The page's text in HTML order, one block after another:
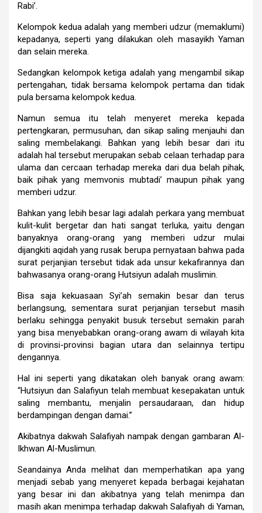
Rabi’.
Kelompok kedua adalah yang memberi udzur (memaklumi)
kepadanya, seperti yang dilakukan oleh masayikh Yaman
dan selain mereka.
Sedangkan kelompok ketiga adalah yang mengambil sikap
pertengahan, tidak bersama kelompok pertama dan tidak
pula bersama kelompok kedua.
Namun semua itu telah menyeret mereka kepada
pertengkaran, permusuhan, dan sikap saling menjauhi dan
saling membelakangi. Bahkan yang lebih besar dari itu
adalah hal tersebut merupakan sebab celaan terhadap para
ulama dan cercaan terhadap mereka dari dua belah pihak,
baik pihak yang memvonis mubtadi’ maupun pihak yang
memberi udzur.
Bahkan yang lebih besar lagi adalah perkara yang membuat
kulit-kulit bergetar dan hati sangat terluka, yaitu dengan
banyaknya orang-orang yang memberi udzur mulai
dijangkiti aqidah yang rusak berupa pernyataan bahwa pada
surat perjanjian tersebut tidak ada unsur kekafirannya dan
bahwasanya orang-orang Hutsiyun adalah muslimin.
Bisa saja kekuasaan Syi’ah semakin besar dan terus
berlangsung, sementara surat perjanjian tersebut masih
berlaku sehingga penyakit busuk tersebut semakin parah
yang bisa menyebabkan orang-orang awam di wilayah kita
di provinsi-provinsi bagian utara dan selainnya tertipu
dengannya.
Hal ini seperti yang dikatakan oleh banyak orang awam:
“Hutsiyun dan Salafiyun telah membuat kesepakatan untuk
saling membantu, menjalin persaudaraan, dan hidup
berdampingan dengan damai.”
Akibatnya dakwah Salafiyah nampak dengan gambaran Al-
Ikhwan Al-Muslimun.
Seandainya Anda melihat dan memperhatikan apa yang
menjadi sebab yang menyeret kepada berbagai kejahatan
yang besar ini dan akibatnya yang telah menimpa dan
masih akan menimpa terhadap dakwah Salafiyah di Yaman,